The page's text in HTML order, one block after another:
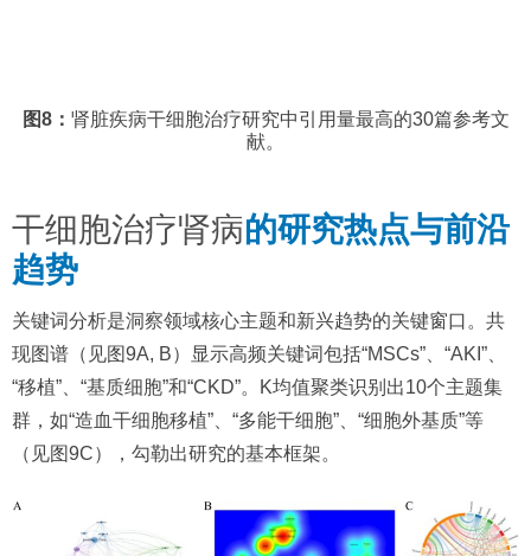
图8： 肾脏疾病干细胞治疗研究中引用量最高的30篇参考文
献。
干细胞治疗肾病的研究热点与前沿
趋势
关键词分析是洞察领域核心主题和新兴趋势的关键窗口。共
现图谱（见图9A, B）显示高频关键词包括“MSCs”、“AKI”、
“移植”、“基质细胞”和“CKD”。K均值聚类识别出10个主题集
群，如“造血干细胞移植”、“多能干细胞”、“细胞外基质”等
（见图9C），勾勒出研究的基本框架。